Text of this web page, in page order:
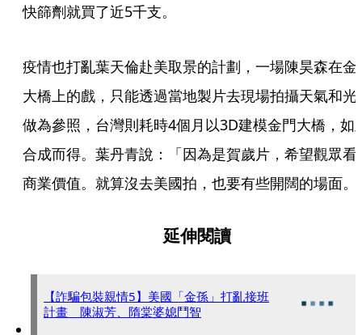
快篩劑就買了近5千支。
疫情也打亂葉天倫赴美取景的計劃，一場陳昊森在金
大橋上的戲，只能透過當地製片去現場拍攝天氣和光
做為參照，台灣則耗時4個月以3D建模金門大橋，如
合成而得。葉丹青說：「因為是賀歲片，希望觀眾看
商業價值。就算沒去美國拍，也要有些開闊的場面。
延伸閱讀
【詐騙包裝親情5】美國「金孫」打亂接班
計畫 陳淑芳、隋棠婆媳鬥智